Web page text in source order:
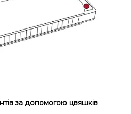
за допомогою цвяшків